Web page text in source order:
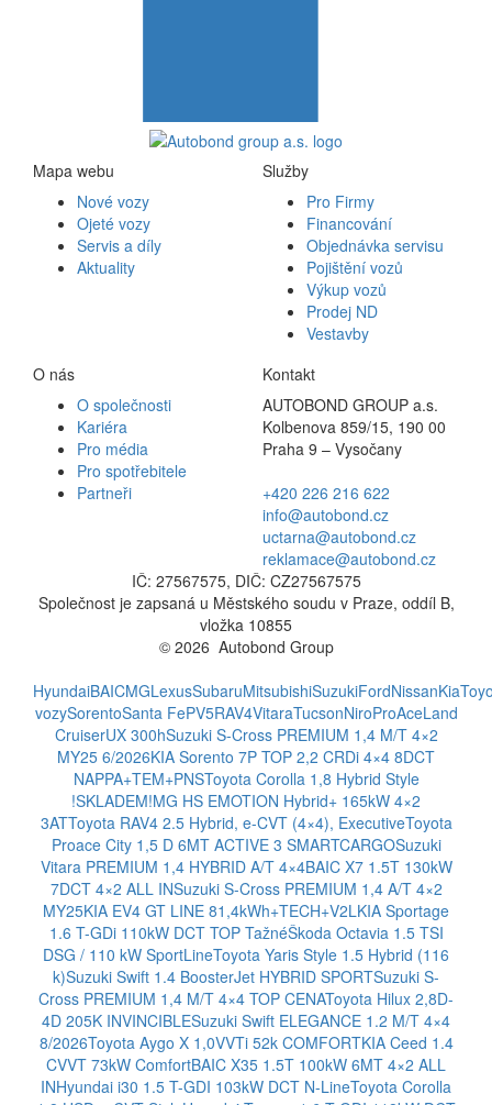
Mapa webu
Nové vozy
Ojeté vozy
Servis a díly
Aktuality
Služby
Pro Firmy
Financování
Objednávka servisu
Pojištění vozů
Výkup vozů
Prodej ND
Vestavby
O nás
O společnosti
Kariéra
Pro média
Pro spotřebitele
Partneři
Kontakt
AUTOBOND GROUP a.s.
Kolbenova 859/15, 190 00
Praha 9 – Vysočany
+420 226 216 622
info@autobond.cz
uctarna@autobond.cz
reklamace@autobond.cz
IČ: 27567575, DIČ: CZ27567575
Společnost je zapsaná u Městského soudu v Praze, oddíl B,
vložka 10855
© 2026 Autobond Group
HyundaiBAICMGLexusSubaruMitsubishiSuzukiFordNissanKia
vozySorentoSanta FePV5RAV4VitaraTucsonNiroProAceLand
CruiserUX 300hSuzuki S-Cross PREMIUM 1,4 M/T 4×2
MY25 6/2026KIA Sorento 7P TOP 2,2 CRDi 4×4 8DCT
NAPPA+TEM+PNSToyota Corolla 1,8 Hybrid Style
!SKLADEM!MG HS EMOTION Hybrid+ 165kW 4×2
3ATToyota RAV4 2.5 Hybrid, e-CVT (4×4), ExecutiveToyota
Proace City 1,5 D 6MT ACTIVE 3 SMARTCARGOSuzuki
Vitara PREMIUM 1,4 HYBRID A/T 4×4BAIC X7 1.5T 130kW
7DCT 4×2 ALL INSuzuki S-Cross PREMIUM 1,4 A/T 4×2
MY25KIA EV4 GT LINE 81,4kWh+TECH+V2LKIA Sportage
1.6 T-GDi 110kW DCT TOP TažnéŠkoda Octavia 1.5 TSI
DSG / 110 kW SportLineToyota Yaris Style 1.5 Hybrid (116
k)Suzuki Swift 1.4 BoosterJet HYBRID SPORTSuzuki S-
Cross PREMIUM 1,4 M/T 4×4 TOP CENAToyota Hilux 2,8D-
4D 205K INVINCIBLESuzuki Swift ELEGANCE 1.2 M/T 4×4
8/2026Toyota Aygo X 1,0VVTi 52k COMFORTKIA Ceed 1.4
CVVT 73kW ComfortBAIC X35 1.5T 100kW 6MT 4×2 ALL
INHyundai i30 1.5 T-GDI 103kW DCT N-LineToyota Corolla